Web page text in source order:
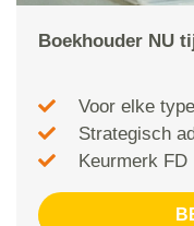
Boekhouder NU
Voor elke
Strategisch
Keurmerk FD